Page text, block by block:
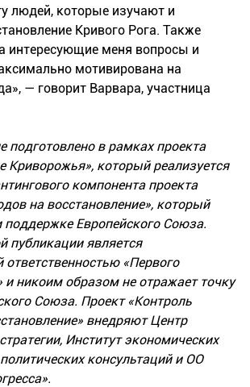
людей, которые изучают и
Кривого Рога. Также
интересующие меня вопросы и
мотивирована на
— говорит Варвара, участница
подготовлено в рамках проекта
Криворожья», который реализуется
компонента проекта
на восстановление», который
поддержке Европейского Союза.
публикации является
«Первого
и никоим образом не отражает точку
Союза. Проект «Контроль
внедряют Центр
Институт экономических
консультаций и ОО